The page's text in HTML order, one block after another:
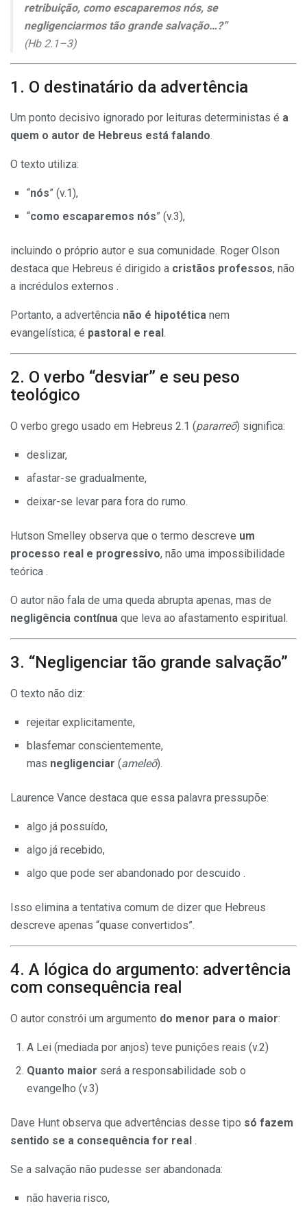
retribuição, como escaparemos nós, se
negligenciarmos tão grande salvação…?”
(Hb 2.1–3)
1. O destinatário da advertência
Um ponto decisivo ignorado por leituras deterministas é a
quem o autor de Hebreus está falando.
O texto utiliza:
“nós” (v.1),
“como escaparemos nós” (v.3),
incluindo o próprio autor e sua comunidade. Roger Olson
destaca que Hebreus é dirigido a cristãos professos, não
a incrédulos externos .
Portanto, a advertência não é hipotética nem
evangelística; é pastoral e real .
2. O verbo “desviar” e seu peso
teológico
O verbo grego usado em Hebreus 2.1 (pararreō) significa:
deslizar,
afastar-se gradualmente,
deixar-se levar para fora do rumo.
Hutson Smelley observa que o termo descreve um
processo real e progressivo, não uma impossibilidade
teórica .
O autor não fala de uma queda abrupta apenas, mas de
negligência contínua que leva ao afastamento espiritual.
3. “Negligenciar tão grande salvação”
O texto não diz:
rejeitar explicitamente,
blasfemar conscientemente,
mas negligenciar (ameleō).
Laurence Vance destaca que essa palavra pressupõe:
algo já possuído,
algo já recebido,
algo que pode ser abandonado por descuido .
Isso elimina a tentativa comum de dizer que Hebreus
descreve apenas “quase convertidos”.
4. A lógica do argumento: advertência
com consequência real
O autor constrói um argumento do menor para o maior:
A Lei (mediada por anjos) teve punições reais (v.2)
Quanto maior será a responsabilidade sob o
evangelho (v.3)
Dave Hunt observa que advertências desse tipo só fazem
sentido se a consequência for real .
Se a salvação não pudesse ser abandonada:
não haveria risco,